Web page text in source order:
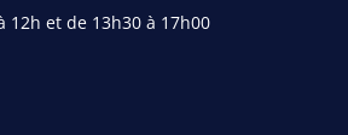
et de 13h30 à 17h00